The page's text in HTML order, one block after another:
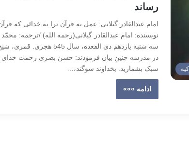
رساند
امام عبدالقادر گیلانی: عمل به قرآن ترا به خدائی که
نویسنده: امام عبدالقادر گیلانی(رحمه الله) /ترجمه:
سه شنبه یازدهم ذی القعده،
در مدرسه چنین بیان فرمودند: حسن بصری رحمت خدای بر
سبک بشمارید. بخداوند سوگند،…
ادامه »»»